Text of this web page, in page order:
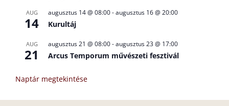
AUG
14
augusztus 14 @ 08:00-augusztus 16 @ 20:00
Kurultáj
AUG
21
augusztus 21 @ 08:00-augusztus 23 @ 17:00
Arcus Temporum művészeti fesztivál
Naptár megtekintése